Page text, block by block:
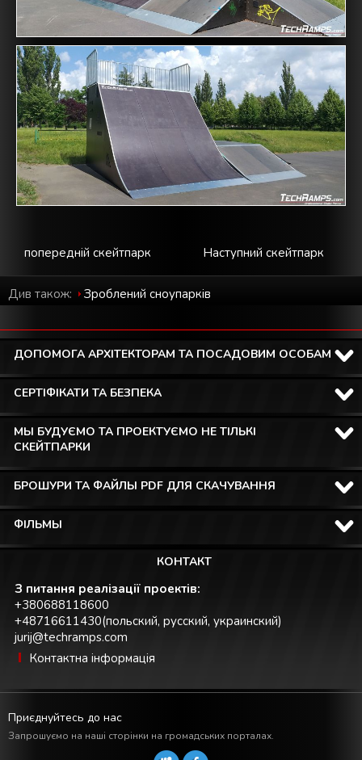
Наступний скейтпарк
попередній скейтпарк
Див також: Зроблений cноупарків
ДОПОМОГА АРХІТЕКТОРАМ ТА ПОСАДОВИМ ОСОБАМ
СЕРТІФІКАТИ ТА БЕЗПЕКА
МЫ БУДУЄМО ТА ПРОЕКТУЄМО НЕ ТІЛЬКІ
СКЕЙТПАРКИ
БРОШУРИ ТА ФАЙЛЫ PDF ДЛЯ СКАЧУВАННЯ
ФІЛЬМЫ
КОНТАКТ
З питання реалізації проектів:
+380688118600
+48716611430(польский, русский, украинский)
jurij@techramps.com
Контактна інформація
Приєднуйтесь до нас
Запрошуємо на наші сторінки на громадських порталах.